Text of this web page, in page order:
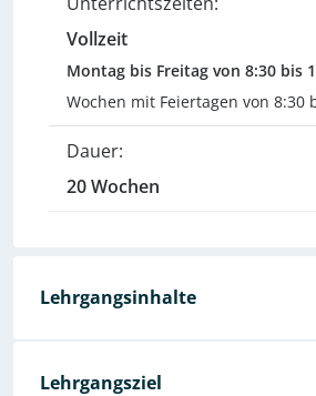
Vollzeit
Montag bis Freitag von 8:30 bis
Wochen mit Feiertagen von 8:30
Dauer:
20 Wochen
Lehrgangsinhalte
Lehrgangsziel